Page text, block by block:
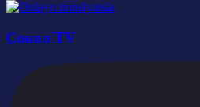
Сокол TV